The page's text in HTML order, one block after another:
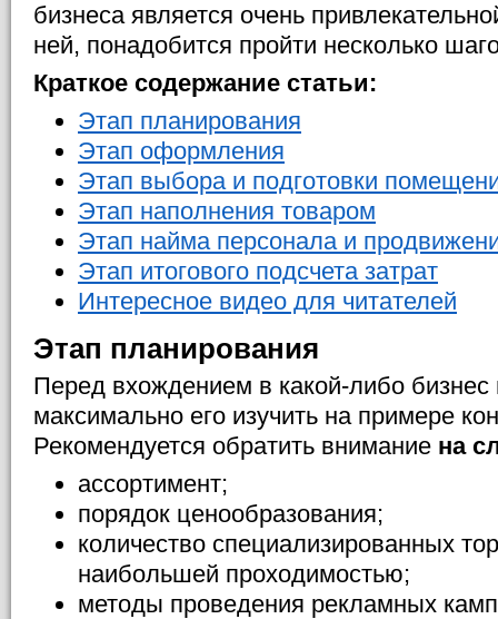
бизнеса является очень
ней, понадобится пройти несколько
Краткое содержание статьи:
Этап планирования
Этап оформления
Этап выбора и подготовки
Этап наполнения товаром
Этап найма персонала и
Этап итогового подсчета затрат
Интересное видео для читателей
Этап планирования
Перед вхождением в какой-либо
максимально его изучить на примере
Рекомендуется обратить внимание на
ассортимент;
порядок ценообразования;
количество специализированных
наибольшей проходимостью;
методы проведения рекламных